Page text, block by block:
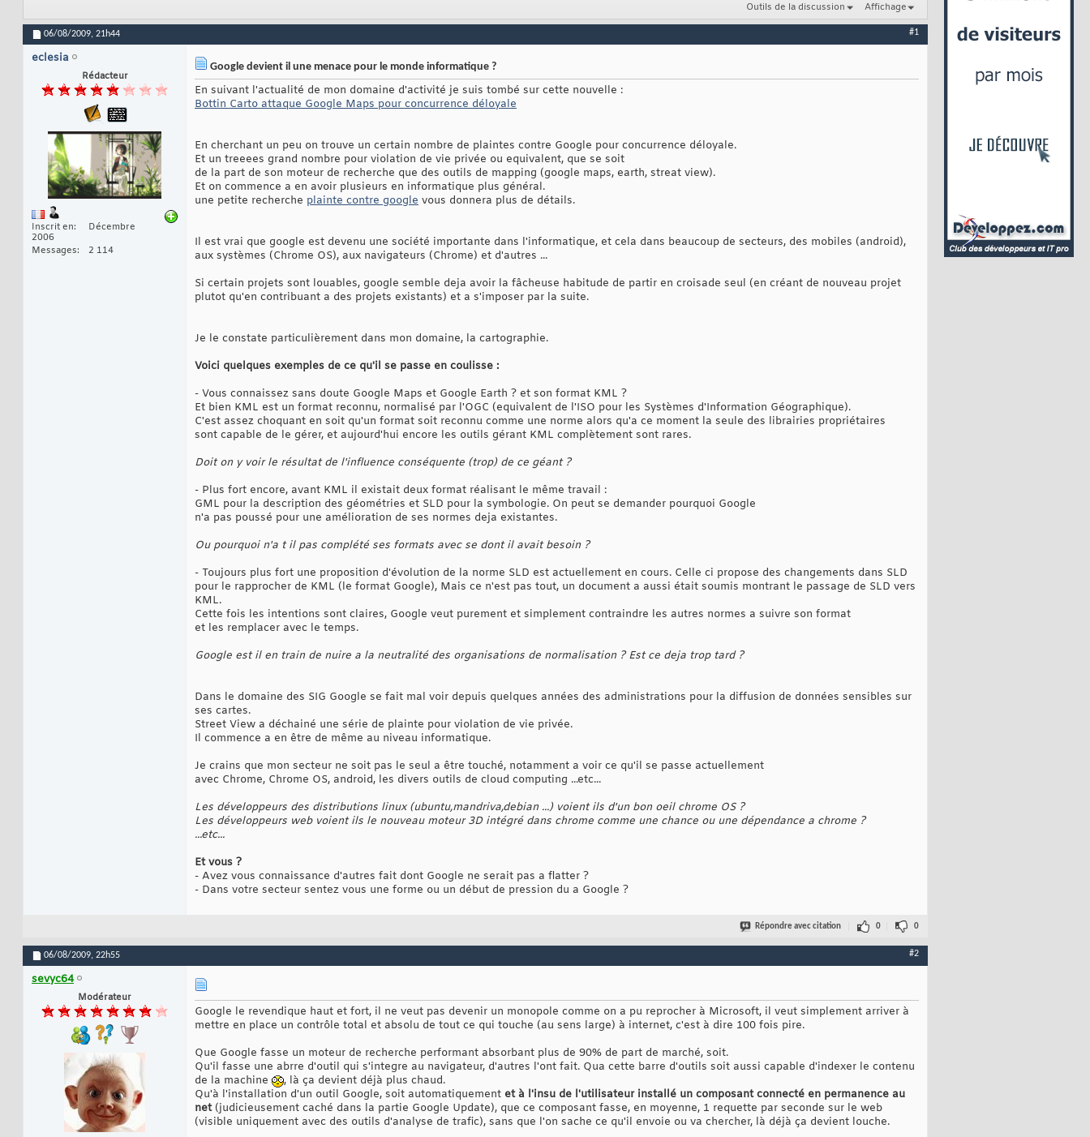
Outils de la discussion Affichage
06/08/2009, 21h44 #1
eclesia
Rédacteur
Inscrit en
Décembre
2006
Messages
2 114
Google devient il une menace pour le monde informatique ?
En suivant l'actualité de mon domaine d'activité je suis tombé sur cette nouvelle :
Bottin Carto attaque Google Maps pour concurrence déloyale
En cherchant un peu on trouve un certain nombre de plaintes contre Google pour concurrence déloyale.
Et un treeees grand nombre pour violation de vie privée ou equivalent, que se soit
de la part de son moteur de recherche que des outils de mapping (google maps, earth, streat view).
Et on commence a en avoir plusieurs en informatique plus général.
une petite recherche plainte contre google vous donnera plus de détails.
Il est vrai que google est devenu une société importante dans l'informatique, et cela dans beaucoup de secteurs, des mobiles (android),
aux systèmes (Chrome OS), aux navigateurs (Chrome) et d'autres ...
Si certain projets sont louables, google semble deja avoir la fâcheuse habitude de partir en croisade seul (en créant de nouveau projet
plutot qu'en contribuant a des projets existants) et a s'imposer par la suite.
Je le constate particulièrement dans mon domaine, la cartographie.
Voici quelques exemples de ce qu'il se passe en coulisse :
- Vous connaissez sans doute Google Maps et Google Earth ? et son format KML ?
Et bien KML est un format reconnu, normalisé par l'OGC (equivalent de l'ISO pour les Systèmes d'Information Géographique).
C'est assez choquant en soit qu'un format soit reconnu comme une norme alors qu'a ce moment la seule des librairies propriétaires
sont capable de le gérer, et aujourd'hui encore les outils gérant KML complètement sont rares.
Doit on y voir le résultat de l'influence conséquente (trop) de ce géant ?
- Plus fort encore, avant KML il existait deux format réalisant le même travail :
GML pour la description des géométries et SLD pour la symbologie. On peut se demander pourquoi Google
n'a pas poussé pour une amélioration de ses normes deja existantes.
Ou pourquoi n'a t il pas complété ses formats avec se dont il avait besoin ?
- Toujours plus fort une proposition d'évolution de la norme SLD est actuellement en cours. Celle ci propose des changements dans SLD
pour le rapprocher de KML (le format Google), Mais ce n'est pas tout, un document a aussi était soumis montrant le passage de SLD vers
KML.
Cette fois les intentions sont claires, Google veut purement et simplement contraindre les autres normes a suivre son format
et les remplacer avec le temps.
Google est il en train de nuire a la neutralité des organisations de normalisation ? Est ce deja trop tard ?
Dans le domaine des SIG Google se fait mal voir depuis quelques années des administrations pour la diffusion de données sensibles sur
ses cartes.
Street View a déchainé une série de plainte pour violation de vie privée.
Il commence a en être de même au niveau informatique.
Je crains que mon secteur ne soit pas le seul a être touché, notamment a voir ce qu'il se passe actuellement
avec Chrome, Chrome OS, android, les divers outils de cloud computing ...etc...
Les développeurs des distributions linux (ubuntu,mandriva,debian ...) voient ils d'un bon oeil chrome OS ?
Les développeurs web voient ils le nouveau moteur 3D intégré dans chrome comme une chance ou une dépendance a chrome ?
...etc...
Et vous ?
- Avez vous connaissance d'autres fait dont Google ne serait pas a flatter ?
- Dans votre secteur sentez vous une forme ou un début de pression du a Google ?
Répondre avec citation 0 0
06/08/2009, 22h55 #2
sevyc64
Modérateur
Google le revendique haut et fort, il ne veut pas devenir un monopole comme on a pu reprocher à Microsoft, il veut simplement arriver à
mettre en place un contrôle total et absolu de tout ce qui touche (au sens large) à internet, c'est à dire 100 fois pire.
Que Google fasse un moteur de recherche performant absorbant plus de 90% de part de marché, soit.
Qu'il fasse une abrre d'outil qui s'integre au navigateur, d'autres l'ont fait. Qua cette barre d'outils soit aussi capable d'indexer le contenu
de la machine
, là ça devient déjà plus chaud.
Qu'à l'installation d'un outil Google, soit automatiquement et à l'insu de l'utilisateur installé un composant connecté en permanence au
net(judicieusement caché dans la partie Google Update), que ce composant fasse, en moyenne, 1 requette par seconde sur le web
(visible uniquement avec des outils d'analyse de trafic), sans que l'on sache ce qu'il envoie ou va chercher, là déjà ça devient louche.